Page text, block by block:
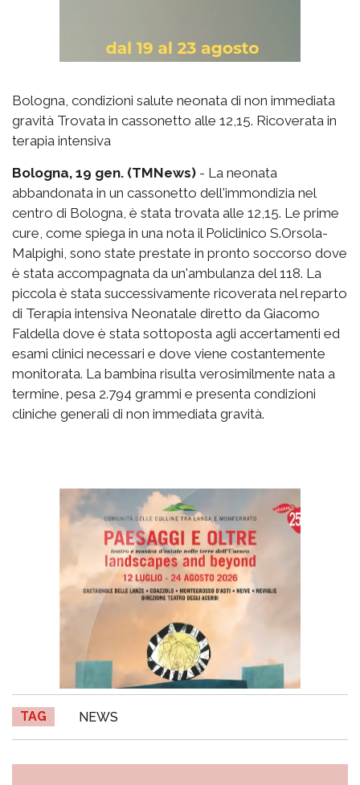
Bologna, condizioni salute neonata di non immediata
gravità Trovata in cassonetto alle 12,15. Ricoverata in
terapia intensiva
Bologna, 19 gen. (TMNews) - La neonata
abbandonata in un cassonetto dell'immondizia nel
centro di Bologna, è stata trovata alle 12,15. Le prime
cure, come spiega in una nota il Policlinico S.Orsola-
Malpighi, sono state prestate in pronto soccorso dove
è stata accompagnata da un'ambulanza del 118. La
piccola è stata successivamente ricoverata nel reparto
di Terapia intensiva Neonatale diretto da Giacomo
Faldella dove è stata sottoposta agli accertamenti ed
esami clinici necessari e dove viene costantemente
monitorata. La bambina risulta verosimilmente nata a
termine, pesa 2.794 grammi e presenta condizioni
cliniche generali di non immediata gravità.
TAG NEWS